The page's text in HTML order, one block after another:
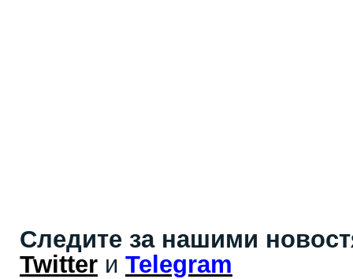
Следите за нашими
Twitter и Telegram